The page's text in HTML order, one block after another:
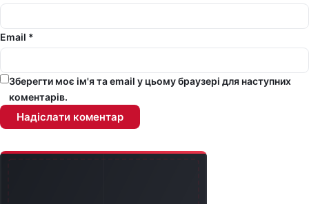
Email *
Зберегти моє ім'я та email у цьому браузері для наступних
коментарів.